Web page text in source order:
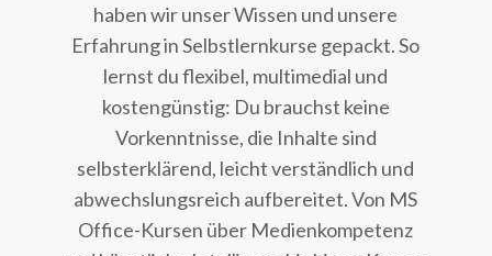
haben wir unser Wissen und unsere
Erfahrung in Selbstlernkurse gepackt. So
lernst du flexibel, multimedial und
kostengünstig: Du brauchst keine
Vorkenntnisse, die Inhalte sind
selbsterklärend, leicht verständlich und
abwechslungsreich aufbereitet. Von MS
Office-Kursen über Medienkompetenz